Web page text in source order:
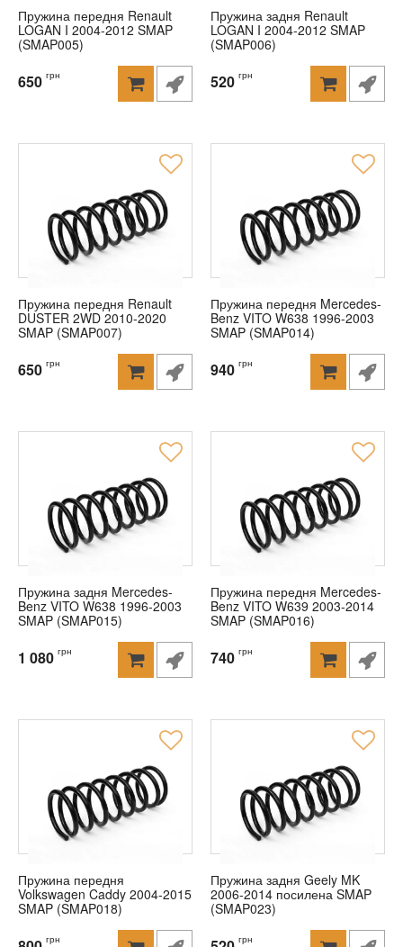
Пружина передня Renault
LOGAN I 2004-2012 SMAP
(SMAP005)
650 грн
Пружина задня Renault
LOGAN I 2004-2012 SMAP
(SMAP006)
520 грн
Пружина передня Renault
DUSTER 2WD 2010-2020
SMAP (SMAP007)
650 грн
Пружина передня Mercedes-
Benz VITO W638 1996-2003
SMAP (SMAP014)
940 грн
Пружина задня Mercedes-
Benz VITO W638 1996-2003
SMAP (SMAP015)
1 080 грн
Пружина передня Mercedes-
Benz VITO W639 2003-2014
SMAP (SMAP016)
740 грн
Пружина передня
Volkswagen Caddy 2004-2015
SMAP (SMAP018)
грн
Пружина задня Geely MK
2006-2014 посилена SMAP
(SMAP023)
грн